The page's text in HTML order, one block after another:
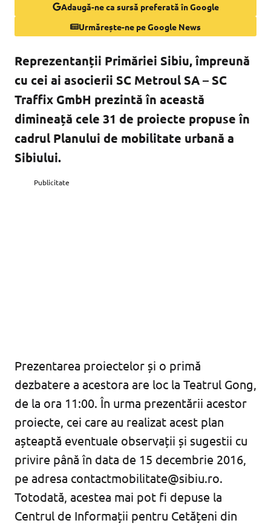
Adaugă-ne ca sursă preferată în Google
Urmărește-ne pe Google News
Reprezentanții Primăriei Sibiu, împreună
cu cei ai asocierii SC Metroul SA – SC
Traffix GmbH prezintă în această
dimineață cele 31 de proiecte propuse în
cadrul Planului de mobilitate urbană a
Sibiului.
Publicitate
Prezentarea proiectelor și o primă
dezbatere a acestora are loc la Teatrul Gong,
de la ora 11:00. În urma prezentării acestor
proiecte, cei care au realizat acest plan
așteaptă eventuale observații și sugestii cu
privire până în data de 15 decembrie 2016,
pe adresa contactmobilitate@sibiu.ro.
Totodată, acestea mai pot fi depuse la
Centrul de Informații pentru Cetățeni din